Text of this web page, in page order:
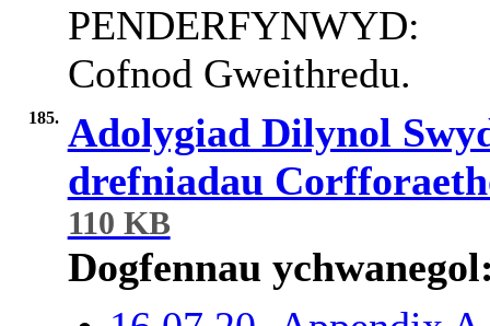
PENDERFYNWYD:
Cofnod Gweithredu.
185. Adolygiad Dilynol
drefniadau
110 KB
Dogfennau